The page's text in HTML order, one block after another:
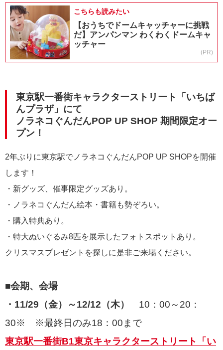
こちらも読みたい
【おうちでドームキャッチャーに挑戦
だ】アンパンマン わくわくドームキャ
ッチャー
(PR)
東京駅一番街キャラクターストリート「いちば
んプラザ」にて
ノラネコぐんだんPOP UP SHOP 期間限定オー
プン！
2年ぶりに東京駅でノラネコぐんだんPOP UP SHOPを開催
します！
・新グッズ、催事限定グッズあり。
・ノラネコぐんだん絵本・書籍も勢ぞろい。
・購入特典あり。
・特大ぬいぐるみ8匹を展示したフォトスポットあり。
クリスマスプレゼントを探しに是非ご来場ください。
■会期、会場
・11/29（金）～12/12（木） 10：00～20：
30※ ※最終日のみ18：00まで
東京駅一番街B1東京キャラクターストリート「い